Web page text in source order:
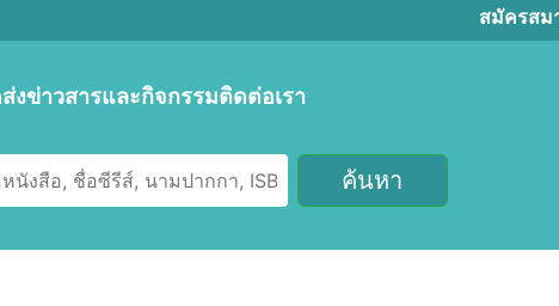
สมัครสม
งข่าวสารและกิจกรรมติดต่อเรา
ค้นหา